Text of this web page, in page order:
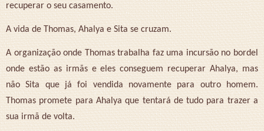
recuperar o seu casamento.
A vida de Thomas, Ahalya e Sita se cruzam.
A organização onde Thomas trabalha faz uma incursão no bordel
onde estão as irmãs e eles conseguem recuperar Ahalya, mas
não Sita que já foi vendida novamente para outro homem.
Thomas promete para Ahalya que tentará de tudo para trazer a
sua irmã de volta.